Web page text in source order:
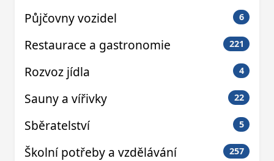
Půjčovny vozidel 6
Restaurace a gastronomie 221
Rozvoz jídla 4
Sauny a vířivky 22
Sběratelství 5
Školní potřeby a vzdělávání 257